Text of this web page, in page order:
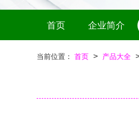
首页 企业简介
当前位置： 首页 > 产品大全